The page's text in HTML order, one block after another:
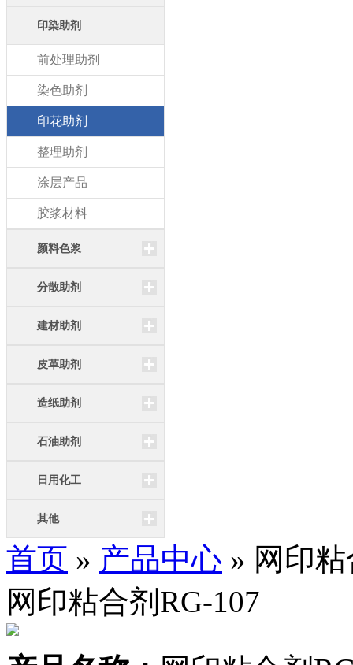
印染助剂
前处理助剂
染色助剂
印花助剂
整理助剂
涂层产品
胶浆材料
颜料色浆
分散助剂
建材助剂
皮革助剂
造纸助剂
石油助剂
日用化工
其他
首页 » 产品中心 » 网印
网印粘合剂RG-107